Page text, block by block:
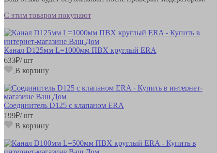
С этим товаром покупают
Канал D125мм L=1000мм ПВХ круглый ERA
633₽/ шт
В корзину
Соединитель D125 с клапаном ERA
199₽/ шт
В корзину